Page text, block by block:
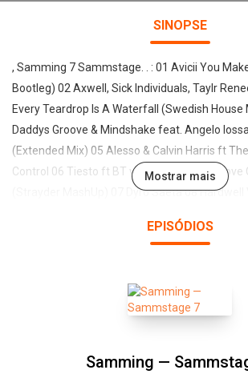
SINOPSE
, Samming 7 Sammstage. . : 01 Avicii You
Bootleg) 02 Axwell, Sick Individuals, Taylr
Every Teardrop Is A Waterfall (Swedish House
Daddys Groove & Mindshake feat. Angelo
(Extended Mix) 05 Alesso & Calvin Harris ft
Control 06 Tiesto ft BT vs Ummet Ozcan Love
(Strayder MashUp) 07 Dyro Saeta 08 Hardwell
& Jay Hardway Error 404 11 R3hab The Bottle
Mostrar mais
EPISÓDIOS
Samming —